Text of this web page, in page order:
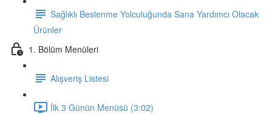
Sağlıklı Beslenme Yolculuğunda Sana Yardımcı Olacak
Ürünler
1. Bölüm Menüleri
Alışveriş Listesi
İlk 3 Günün Menüsü (3:02)